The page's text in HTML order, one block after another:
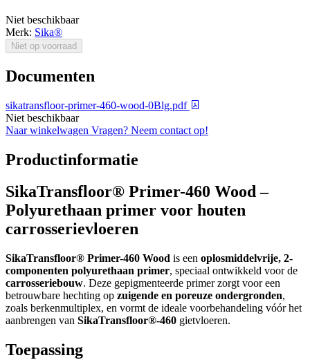
Niet beschikbaar
Merk: Sika®
Niet op voorraad
Documenten
sikatransfloor-primer-460-wood-0Blg.pdf
Niet beschikbaar
Naar winkelwagen Vragen? Neem contact op!
Productinformatie
SikaTransfloor® Primer-460 Wood –
Polyurethaan primer voor houten
carrosserievloeren
SikaTransfloor® Primer-460 Wood is een oplosmiddelvrije, 2-
componenten polyurethaan primer, speciaal ontwikkeld voor de
carrosseriebouw. Deze gepigmenteerde primer zorgt voor een
betrouwbare hechting op zuigende en poreuze ondergronden,
zoals berkenmultiplex, en vormt de ideale voorbehandeling vóór het
aanbrengen van SikaTransfloor®-460 gietvloeren.
Toepassing